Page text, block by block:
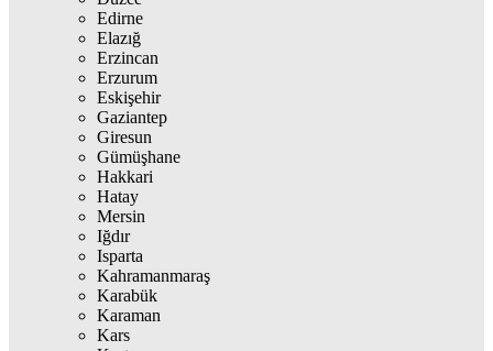
Edirne
Elazığ
Erzincan
Erzurum
Eskişehir
Gaziantep
Giresun
Gümüşhane
Hakkari
Hatay
Mersin
Iğdır
Isparta
Kahramanmaraş
Karabük
Karaman
Kars